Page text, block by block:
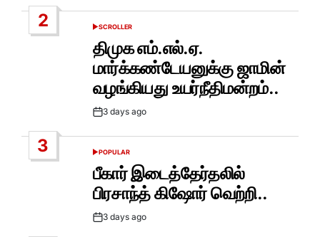
2
POSTED
SCROLLER
திமுக எம்.எல்.ஏ.
மார்க்கண்டேயனுக்கு ஜாமின்
வழங்கியது உயர்நீதிமன்றம்..
Post3 days ago
3
POSTED
IN
POPULAR
பீகார் இடைத்தேர்தலில்
பிரசாந்த் கிஷோர் வெற்றி..
Post3 days ago